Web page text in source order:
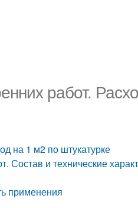
работ.
на 1 м2 по штукатурке
Состав и технические
применения